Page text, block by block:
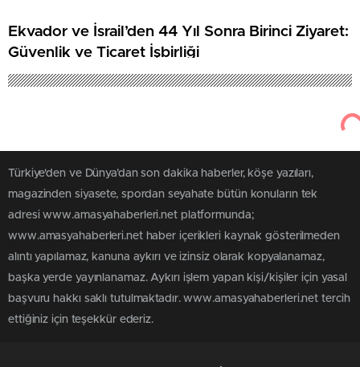
Ekvador ve İsrail’den 44 Yıl Sonra Birinci Ziyaret:
Güvenlik ve Ticaret İşbirliği
Türkiye'den ve Dünya’dan son dakika haberler, köşe yazıları,
magazinden siyasete, spordan seyahate bütün konuların tek
adresi www.amasyahaberleri.net platformunda;
www.amasyahaberleri.net haber içerikleri kaynak gösterilmeden
alıntı yapılamaz, kanuna aykırı ve izinsiz olarak kopyalanamaz,
başka yerde yayınlanamaz. Aykırı işlem yapan kişi/kişiler için yasal
başvuru hakkı saklı tutulmaktadır. www.amasyahaberleri.net tercih
ettiğiniz için teşekkür ederiz.